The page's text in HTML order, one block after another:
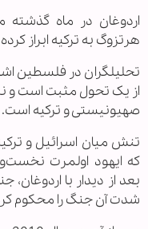
اردوغان در ماه گذشته
هرتزوگ به ترکیه ابراز
تحلیلگران در فلسطین
از یک تحول مثبت است و
صهیونیستی و ترکیه است.
که ایهود اولمرت
بعد از دیدار با
شدت آن جنگ را محکوم